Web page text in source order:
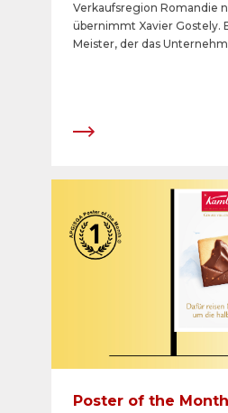
Verkaufsregion Romandie
übernimmt Xavier Gostely.
Meister, der das
Poster of the